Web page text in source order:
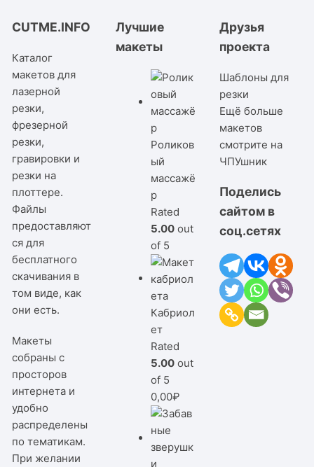
CUTME.INFO
Каталог
макетов для
лазерной
резки,
фрезерной
резки,
гравировки и
резки на
плоттере.
Файлы
предоставляют
ся для
бесплатного
скачивания в
том виде, как
они есть.
Макеты
собраны с
просторов
интернета и
удобно
распределены
по тематикам.
При желании
Лучшие
макеты
Роликов
ый
массажё
р
Rated
5.00 out
of 5
Кабриол
ет
Rated
5.00 out
of 5
0,00₽
Друзья
проекта
Шаблоны для
резки
Ещё больше
макетов
смотрите на
ЧПУшник
Поделись
сайтом в
соц.сетях